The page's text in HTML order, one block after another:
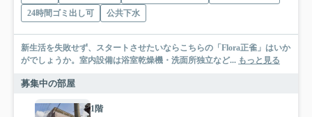
24時間ゴミ出し可
公共下水
新生活を失敗せず、スタートさせたいならこちらの「Flora正雀」はいか
がでしょうか。室内設備は浴室乾燥機・洗面所独立など... もっと見る
募集中の部屋
1階